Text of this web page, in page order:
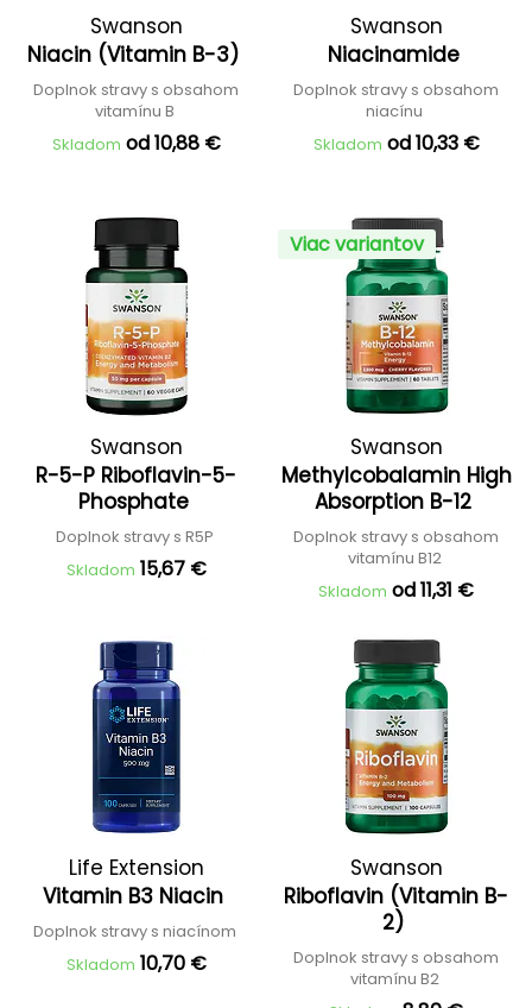
Swanson
Niacin (Vitamin B-3)
Doplnok stravy s obsahom
vitamínu B
Skladom od 10,88 €
Swanson
Niacinamide
Doplnok stravy s obsahom
niacínu
Skladom od 10,33 €
Swanson
R-5-P Riboflavin-5-
Phosphate
Doplnok stravy s R5P
Skladom 15,67 €
Viac variantov
Swanson
Methylcobalamin High
Absorption B-12
Doplnok stravy s obsahom
vitamínu B12
Skladom od 11,31 €
Life Extension
Vitamin B3 Niacin
Doplnok stravy s niacínom
Skladom 10,70 €
Swanson
Riboflavin (Vitamin B-
2)
Doplnok stravy s obsahom
vitamínu B2